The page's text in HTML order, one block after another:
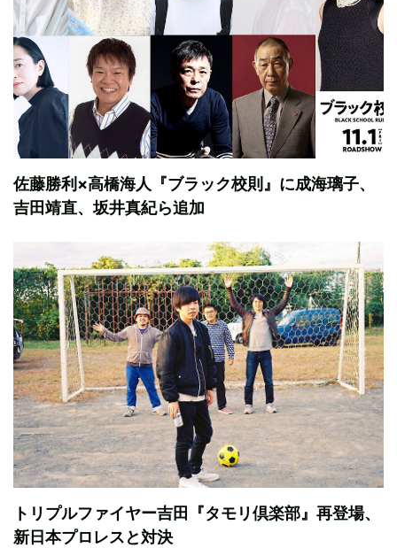
佐藤勝利×高橋海人『ブラック校則』に成海璃子、
吉田靖直、坂井真紀ら追加
トリプルファイヤー吉田『タモリ倶楽部』再登場、
新日本プロレスと対決